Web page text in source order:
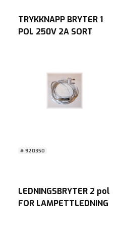
TRYKKNAPP BRYTER 1
POL 250V 2A SORT
# 920350
LEDNINGSBRYTER 2 pol
FOR LAMPETTLEDNING